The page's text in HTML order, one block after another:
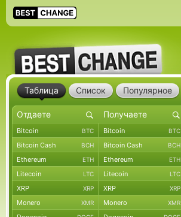
Таблица Список Популярное
Bitcoin BTC Bitcoin BTC
Bitcoin Cash BCH Bitcoin Cash BCH
Ethereum ETH Ethereum ETH
Litecoin LTC Litecoin LTC
XRP XRP XRP XRP
Monero XMR Monero XMR